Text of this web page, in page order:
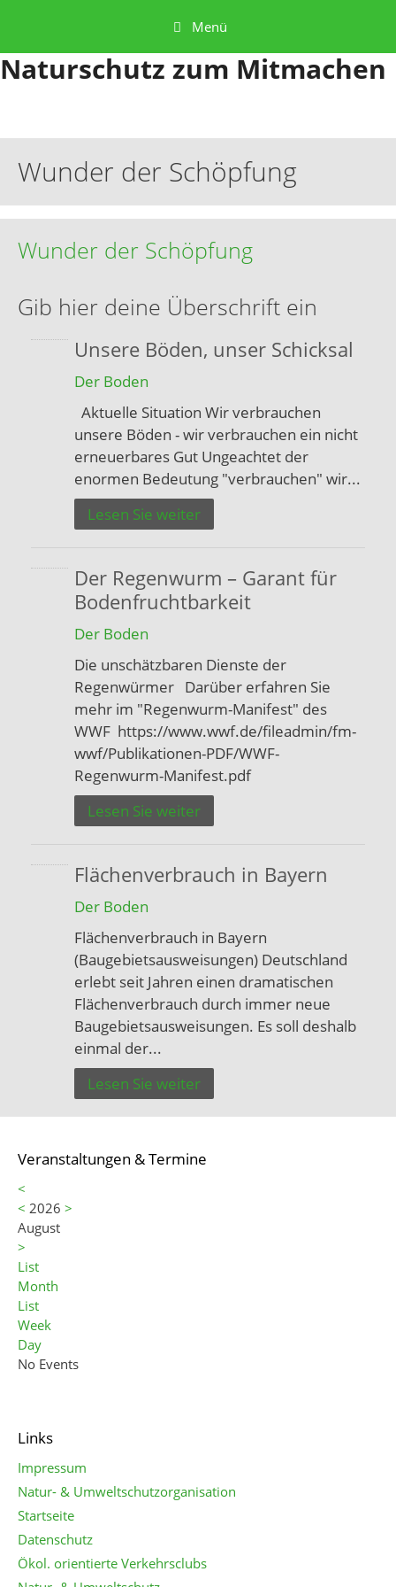
Menü
Naturschutz zum Mitmachen
Wunder der Schöpfung
Wunder der Schöpfung
Gib hier deine Überschrift ein
Unsere Böden, unser Schicksal
Der Boden
Aktuelle Situation Wir verbrauchen
unsere Böden - wir verbrauchen ein nicht
erneuerbares Gut Ungeachtet der
enormen Bedeutung "verbrauchen" wir...
Lesen Sie weiter
Der Regenwurm – Garant für
Bodenfruchtbarkeit
Der Boden
Die unschätzbaren Dienste der
Regenwürmer Darüber erfahren Sie
mehr im "Regenwurm-Manifest" des
WWF https://www.wwf.de/fileadmin/fm-
wwf/Publikationen-PDF/WWF-
Regenwurm-Manifest.pdf
Lesen Sie weiter
Flächenverbrauch in Bayern
Der Boden
Flächenverbrauch in Bayern
(Baugebietsausweisungen) Deutschland
erlebt seit Jahren einen dramatischen
Flächenverbrauch durch immer neue
Baugebietsausweisungen. Es soll deshalb
einmal der...
Lesen Sie weiter
Veranstaltungen & Termine
<
< 2026 >
August
>
List
Month
List
Week
Day
No Events
Links
Impressum
Natur- & Umweltschutzorganisation
Startseite
Datenschutz
Ökol. orientierte Verkehrsclubs